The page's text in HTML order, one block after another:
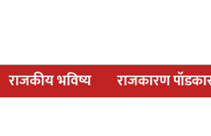
राजकीय भविष्य राजकारण